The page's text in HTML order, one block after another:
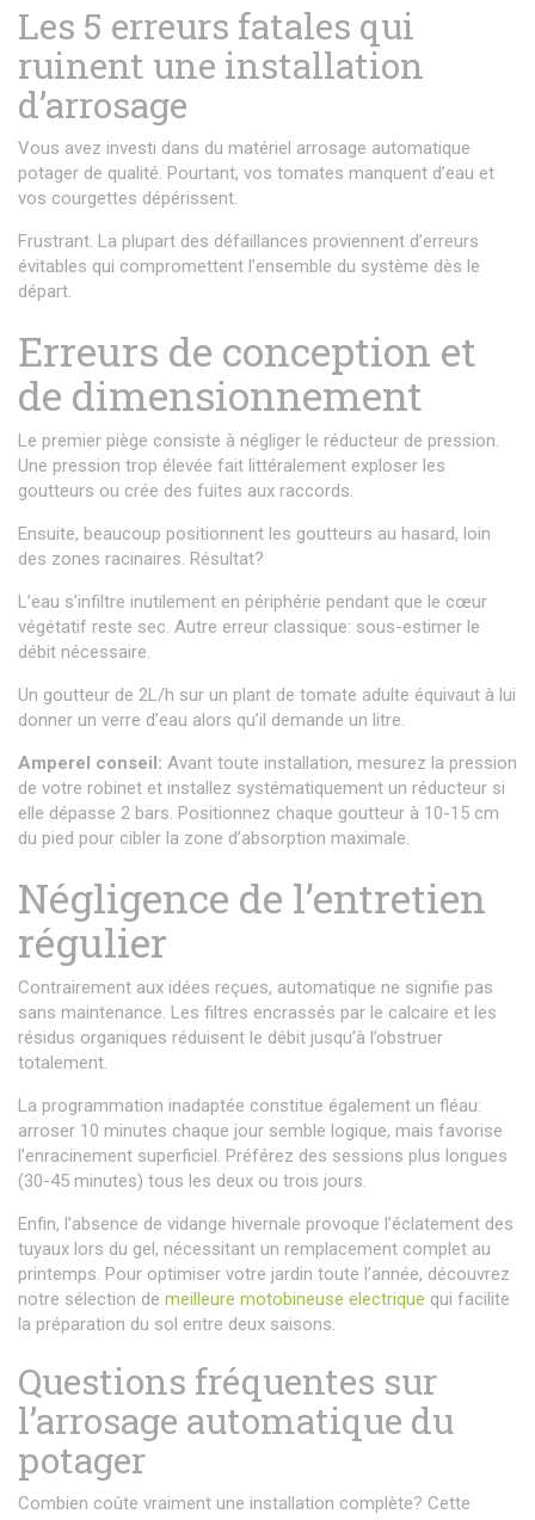
Les 5 erreurs fatales qui
ruinent une installation
d’arrosage
Vous avez investi dans du matériel arrosage automatique
potager de qualité. Pourtant, vos tomates manquent d’eau et
vos courgettes dépérissent.
Frustrant. La plupart des défaillances proviennent d’erreurs
évitables qui compromettent l’ensemble du système dès le
départ.
Erreurs de conception et
de dimensionnement
Le premier piège consiste à négliger le réducteur de pression.
Une pression trop élevée fait littéralement exploser les
goutteurs ou crée des fuites aux raccords.
Ensuite, beaucoup positionnent les goutteurs au hasard, loin
des zones racinaires. Résultat?
L’eau s’infiltre inutilement en périphérie pendant que le cœur
végétatif reste sec. Autre erreur classique: sous-estimer le
débit nécessaire.
Un goutteur de 2L/h sur un plant de tomate adulte équivaut à lui
donner un verre d’eau alors qu’il demande un litre.
Amperel conseil: Avant toute installation, mesurez la pression
de votre robinet et installez systématiquement un réducteur si
elle dépasse 2 bars. Positionnez chaque goutteur à 10-15 cm
du pied pour cibler la zone d’absorption maximale.
Négligence de l’entretien
régulier
Contrairement aux idées reçues, automatique ne signifie pas
sans maintenance. Les filtres encrassés par le calcaire et les
résidus organiques réduisent le débit jusqu’à l’obstruer
totalement.
La programmation inadaptée constitue également un fléau:
arroser 10 minutes chaque jour semble logique, mais favorise
l’enracinement superficiel. Préférez des sessions plus longues
(30-45 minutes) tous les deux ou trois jours.
Enfin, l’absence de vidange hivernale provoque l’éclatement des
tuyaux lors du gel, nécessitant un remplacement complet au
printemps. Pour optimiser votre jardin toute l’année, découvrez
notre sélection de meilleure motobineuse electrique qui facilite
la préparation du sol entre deux saisons.
Questions fréquentes sur
l’arrosage automatique du
potager
Combien coûte vraiment une installation complète? Cette